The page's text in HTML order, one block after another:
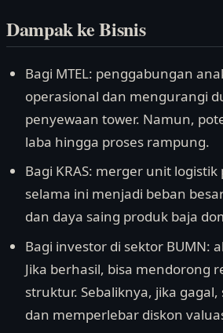
Dampak ke Bisnis
Bagi MTEL: penggabungan
operasional dan mengurangi
penyewaan tower. Namun,
laba hingga proses rampung.
Bagi KRAS: merger unit
selama ini menjadi beban
dan daya saing produk baja
Bagi investor di sektor BUMN:
Jika berhasil, bisa mendorong
struktur. Sebaliknya, jika
dan memperlebar diskon